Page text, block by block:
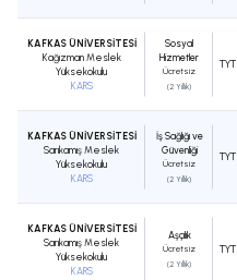
KAFKAS ÜNİVERSİTESİ
Kağızman Meslek
Yüksekokulu
KARS
Sosyal
Hizmetler
Ücretsiz
(2 Yıllık)
TYT
KAFKAS ÜNİVERSİTESİ
Sarıkamış Meslek
Yüksekokulu
KARS
İş Sağlığı ve
Güvenliği
Ücretsiz
(2 Yıllık)
TYT
KAFKAS ÜNİVERSİTESİ
Sarıkamış Meslek
Yüksekokulu
KARS
Aşçılık
Ücretsiz
(2 Yıllık)
TYT